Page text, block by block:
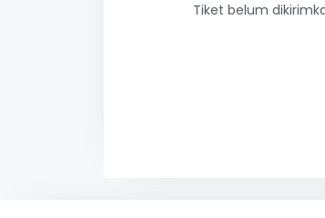
Tiket belum